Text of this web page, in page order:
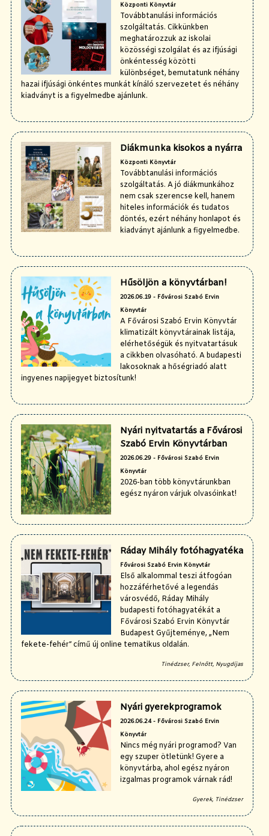
Központi Könyvtár
Továbbtanulási információs
szolgáltatás. Cikkünkben
meghatározzuk az iskolai
közösségi szolgálat és az ifjúsági
önkéntesség közötti
különbséget, bemutatunk néhány
hazai ifjúsági önkéntes munkát kínáló szervezetet és néhány
kiadványt is a figyelmedbe ajánlunk.
Diákmunka kisokos a nyárra
Központi Könyvtár
Továbbtanulási információs
szolgáltatás. A jó diákmunkához
nem csak szerencse kell, hanem
hiteles információk és tudatos
döntés, ezért néhány honlapot és
kiadványt ajánlunk a figyelmedbe.
Hűsöljön a könyvtárban!
2026.06.19 - Fővárosi Szabó Ervin
Könyvtár
A Fővárosi Szabó Ervin Könyvtár
klimatizált könyvtárainak listája,
elérhetőségük és nyitvatartásuk
a cikkben olvasóható. A budapesti
lakosoknak a hőségriadó alatt
ingyenes napijegyet biztosítunk!
Nyári nyitvatartás a Fővárosi
Szabó Ervin Könyvtárban
2026.06.29 - Fővárosi Szabó Ervin
Könyvtár
2026-ban több könyvtárunkban
egész nyáron várjuk olvasóinkat!
Ráday Mihály fotóhagyatéka
Fővárosi Szabó Ervin Könyvtár
Első alkalommal teszi átfogóan
hozzáférhetővé a legendás
városvédő, Ráday Mihály
budapesti fotóhagyatékát a
Fővárosi Szabó Ervin Könyvtár
Budapest Gyűjteménye, „Nem
fekete-fehér” című új online tematikus oldalán.
Tinédzser, Felnőtt, Nyugdíjas
Nyári gyerekprogramok
2026.06.24 - Fővárosi Szabó Ervin
Könyvtár
Nincs még nyári programod? Van
egy szuper ötletünk! Gyere a
könyvtárba, ahol egész nyáron
izgalmas programok várnak rád!
Gyerek, Tinédzser